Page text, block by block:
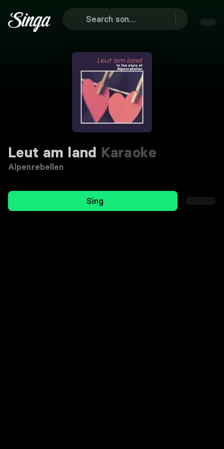
Leut am land Karaoke
Alpenrebellen
Sing